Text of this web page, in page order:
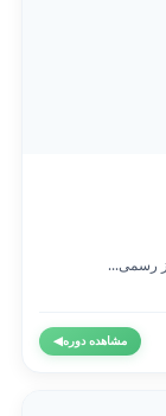
مشاهده دوره◀